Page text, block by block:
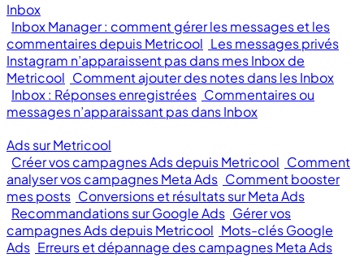
Inbox
Inbox Manager : comment gérer les messages et les
commentaires depuis Metricool Les messages privés
Instagram n’apparaissent pas dans mes Inbox de
Metricool Comment ajouter des notes dans les Inbox
Inbox : Réponses enregistrées Commentaires ou
messages n’apparaissant pas dans Inbox
Ads sur Metricool
Créer vos campagnes Ads depuis Metricool Comment
analyser vos campagnes Meta Ads Comment booster
mes posts Conversions et résultats sur Meta Ads
Recommandations sur Google Ads Gérer vos
campagnes Ads depuis Metricool Mots-clés Google
Ads Erreurs et dépannage des campagnes Meta Ads